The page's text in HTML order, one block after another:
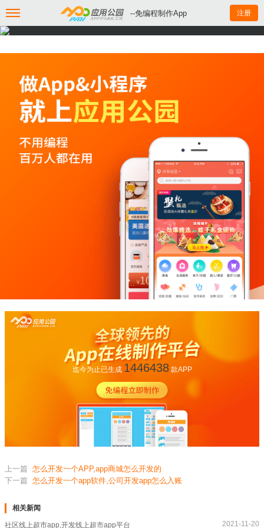
--免编程制作App 注册
迄今为止已生成 1446438款APP
上一篇 怎么开发一个APP,app商城怎么开发的
下一篇 怎么开发一个app软件,公司开发app怎么入账
相关新闻
社区线上超市app,开发线上超市app平台 2021-11-20